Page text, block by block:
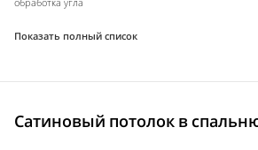
Показать полный список
Сатиновый потолок в